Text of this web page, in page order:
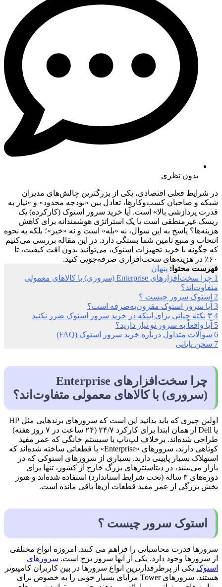
بدون نظری
در شرایط فعلی اقتصادی، یکی از بزرگترین چالش‌های مدیران
شبکه و صاحبان کسب‌وکارها، تعادل بین «بودجه محدود» و «نیاز به
قدرت پردازشی بالا» است. آیا خرید سرور استوک (کارکرده) یک
ریسک غیرمنطقی است یا یک استراتژی هوشمندانه برای کاهش
هزینه‌ها؟ پاسخ به این سوال، نه «بله» است و نه «خیر»؛ بلکه به نحوه
انتخاب و منبع تامین شما بستگی دارد. در این مقاله بررسی می‌کنیم
که چگونه با خرید تجهیزات استوک، می‌توانید بدون افت کیفیت، تا
۶۰٪ در هزینه‌های سخت‌افزاری صرفه‌جویی کنید.
فهرست محتوا: پنهان
1
چرا سخت‌افزارهای Enterprise (سروری) با کالاهای معمولی
متفاوت‌اند؟
2 استوک سرور چیست ؟
3 آیا سرور استوک مقرون‌به‌صرفه است؟
4 ۳ نکته حیاتی برای اینکه در خرید سرور استوک ضرر نکنید
5 آیا واقعاً به سرور نو نیاز دارید؟
6 سوالات متداول درباره خرید سرور استوک (FAQ)
7 سخن پایانی
چرا سخت‌افزارهای Enterprise
(سروری) با کالاهای معمولی متفاوت‌اند؟
اولین چیزی که باید بدانید این است که سرورهای برندهایی مثل HP
یا Dell از همان ابتدا برای کارکرد ۲۴/۷ (۲۴ ساعت در ۷ روز هفته)
طراحی شده‌اند. برخلاف لپ‌تاپ یا سیستم خانگی که عمر مفید
کوتاهی دارند، سرورهای «Enterprise» با قطعاتی ساخته شده‌اند که
استهلاک بسیار پایینی دارند. بسیاری از سرورهای استوکی که در
بازار می‌بینید، در دیتاسنترهای بزرگ خارج از کشور، تنها برای
دوره‌های ۳ ساله (تحت شرایط استاندارد) استفاده شده‌اند و هنوز
بخش بزرگی از عمر مفید قطعات آن‌ها باقی مانده است.
استوک سرور چیست ؟
سرورها قدرت محاسباتی را فراهم می کنند. امروزه انواع مختلفی
از سرورها وجود دارد. یکی از آنها سرور برج است. سرورهای
استوک یکی از پرطرفدارترین انواع سرورها در بین کاربران کامپیوتر
هستند. سرورهای Tower مزایای بسیار خوبی را به خصوص برای